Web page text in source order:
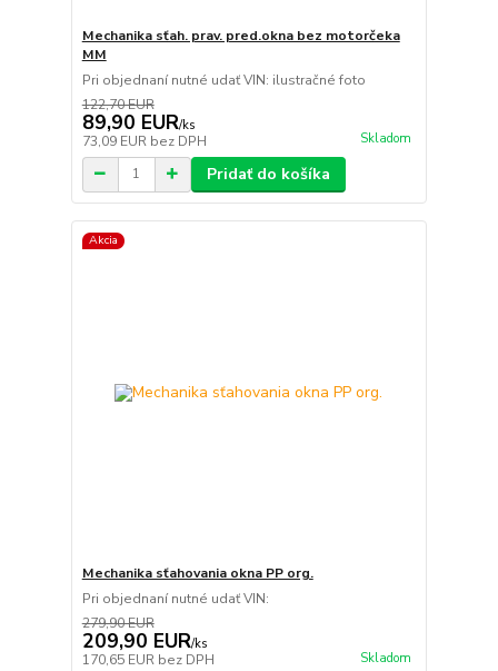
Mechanika sťah. prav. pred.okna bez motorčeka
MM
Pri objednaní nutné udať VIN: ilustračné foto
122,70 EUR
89,90 EUR/ks
73,09 EUR bez DPH Skladom
Pridať do košíka
Akcia
Mechanika sťahovania okna PP org.
Pri objednaní nutné udať VIN:
279,90 EUR
209,90 EUR/ks
170,65 EUR bez DPH Skladom